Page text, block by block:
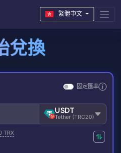
繁體中文
兌換
固定匯率
USDT
Tether (TRC20)
TRX